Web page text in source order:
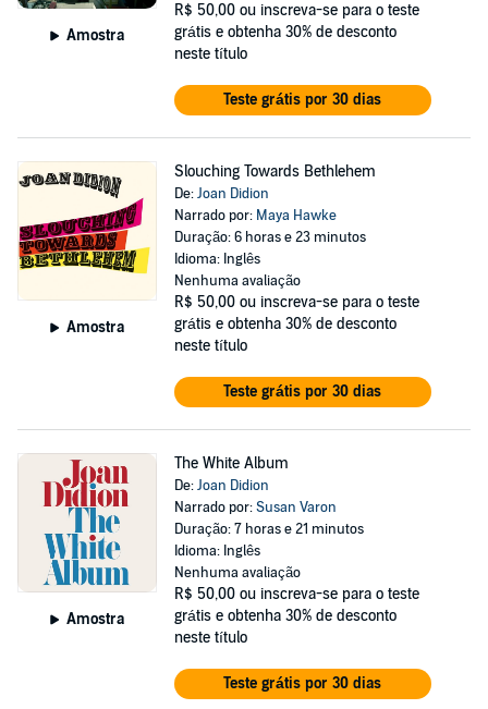
Amostra
R$ 50,00 ou inscreva-se para o teste
grátis e obtenha 30% de desconto
neste título
Teste grátis por 30 dias
Amostra
Slouching Towards Bethlehem
De:Joan Didion
Narrado por: Maya Hawke
Duração: 6 horas e 23 minutos
Idioma: Inglês
Nenhuma avaliação
R$ 50,00 ou inscreva-se para o teste
grátis e obtenha 30% de desconto
neste título
Teste grátis por 30 dias
Amostra
The White Album
De:Joan Didion
Narrado por:Susan Varon
Duração: 7 horas e 21 minutos
Idioma: Inglês
Nenhuma avaliação
R$ 50,00 ou inscreva-se para o teste
grátis e obtenha 30% de desconto
neste título
Teste grátis por 30 dias